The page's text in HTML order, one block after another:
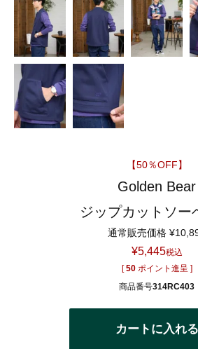
【50％OFF】
Golden Bear
ジップカットソー
通常販売価格 ¥
¥5,445税込
[ 50 ポイント進呈 ]
商品番号314RC403
カートに入れる